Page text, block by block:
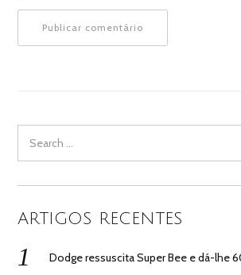
for:
ARTIGOS RECENTES
Dodge ressuscita Super Bee e dá-lhe